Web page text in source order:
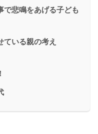
悲鳴をあげる子ども
いる親の考え